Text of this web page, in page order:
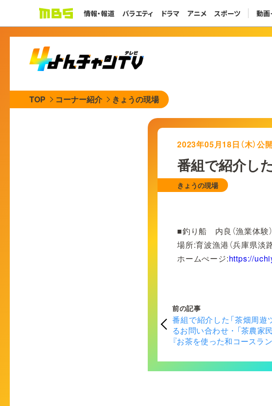
情報・報道 バラエティ ドラマ アニメ スポーツ 動画
TOP コーナー紹介 きょうの現場
2023年05月18日（木）公
番組で紹介し
きょうの現場
■釣り船 内良（漁業体験）
場所:育波漁港（兵庫県淡
ホームぺージ:https://
前の記事
番組で紹介した「茶畑周遊
るお問い合わせ・「茶農家
『お茶を使った和コースラン